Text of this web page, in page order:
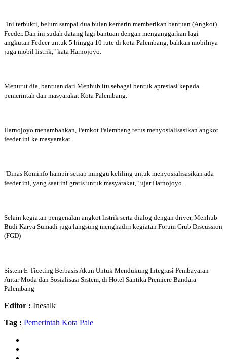
"Ini terbukti, belum sampai dua bulan kemarin memberikan bantuan (Angkot)
Feeder. Dan ini sudah datang lagi bantuan dengan menganggarkan lagi
angkutan Fedeer untuk 5 hingga 10 rute di kota Palembang, bahkan mobilnya
juga mobil listrik," kata Harnojoyo.
Menurut dia, bantuan dari Menhub itu sebagai bentuk apresiasi kepada
pemerintah dan masyarakat Kota Palembang.
Harnojoyo menambahkan, Pemkot Palembang terus menyosialisasikan angkot
feeder ini ke masyarakat.
"Dinas Kominfo hampir setiap minggu keliling untuk menyosialisasikan ada
feeder ini, yang saat ini gratis untuk masyarakat," ujar Harnojoyo.
Selain kegiatan pengenalan angkot listrik serta dialog dengan driver, Menhub
Budi Karya Sumadi juga langsung menghadiri kegiatan Forum Grub Discussion
(FGD)
Sistem E-Ticeting Berbasis Akun Untuk Mendukung Integrasi Pembayaran
Antar Moda dan Sosialisasi Sistem, di Hotel Santika Premiere Bandara
Palembang
Editor : Inesalk
Tag : Pemerintah Kota Pale